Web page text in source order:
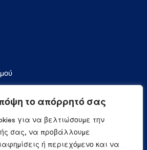
το απόρρητό σας
για να βελτιώσουμε την
σας, να προβάλλουμε
ή περιεχόμενο και να